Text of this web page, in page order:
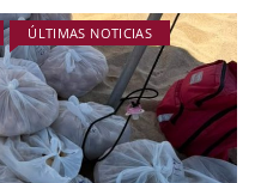
ÚLTIMAS NOTICIAS